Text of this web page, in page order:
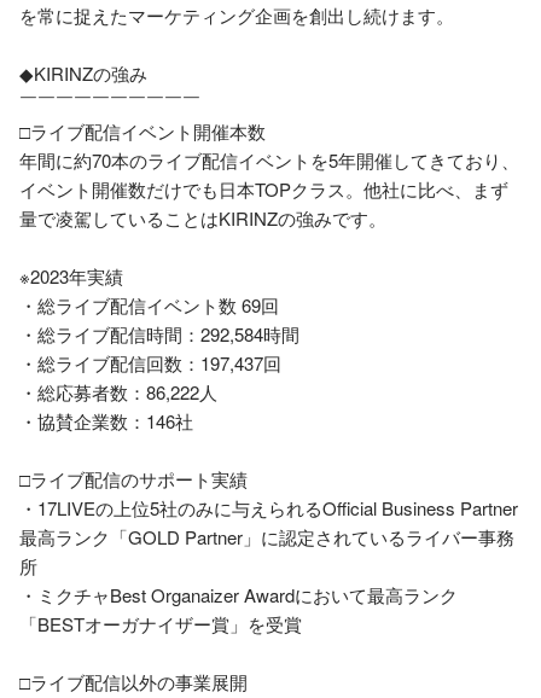
を常に捉えたマーケティング企画を創出し続けます。
◆KIRINZの強み
￣￣￣￣￣￣￣￣￣￣
□ライブ配信イベント開催本数
年間に約70本のライブ配信イベントを5年開催してきており、
イベント開催数だけでも日本TOPクラス。他社に比べ、まず
量で凌駕していることはKIRINZの強みです。
※2023年実績
・総ライブ配信イベント数 69回
・総ライブ配信時間：292,584時間
・総ライブ配信回数：197,437回
・総応募者数：86,222人
・協賛企業数：146社
□ライブ配信のサポート実績
・17LIVEの上位5社のみに与えられるOfficial Business Partner
最高ランク「GOLD Partner」に認定されているライバー事務
所
・ミクチャBest Organaizer Awardにおいて最高ランク
「BESTオーガナイザー賞」を受賞
□ライブ配信以外の事業展開